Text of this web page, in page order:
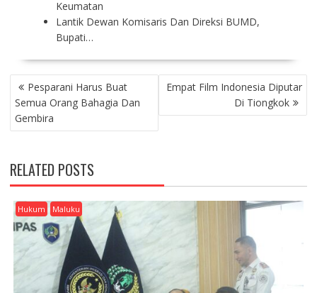
Keumatan
Lantik Dewan Komisaris Dan Direksi BUMD,
Bupati…
P
O
S
T
A
V
I
G
A
T
O
Pesparani Harus Buat
Semua Orang Bahagia Dan
Gembira
Empat Film Indonesia Diputar
Di Tiongkok
RELATED POSTS
Hukum Maluku